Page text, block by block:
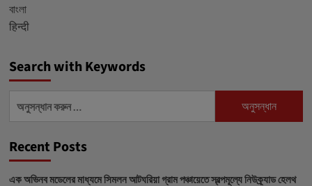
বাংলা
हिन्दी
Search with Keywords
Recent Posts
এক অভিনব মডেলের মাধ্যমে সিমলন আটঘরিয়া গ্রাম পঞ্চায়েতে স্বল্পমূল্যে নিউক্র্যাড হেলথ